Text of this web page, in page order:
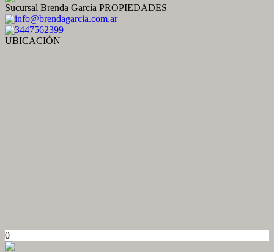
Sucursal Brenda García PROPIEDADES
info@brendagarcia.com.ar
3447562399
UBICACIÓN
0